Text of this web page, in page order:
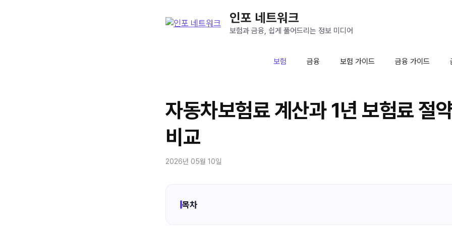
인포 네트워크
보험과 금융, 쉽게 풀어드리는 정보 미디어
보험 금융 보험 가이드 금융 가이드
자동차보험료 계산과 1년 보험료 절
비교
2026년 05월 10일
목차